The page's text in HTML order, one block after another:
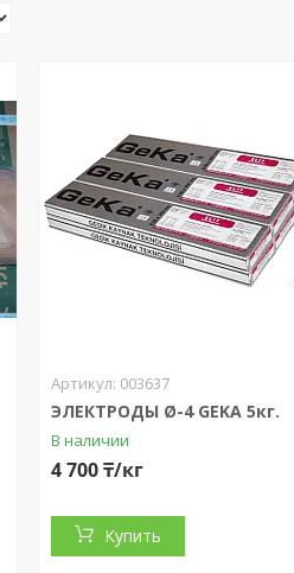
003637
ЭЛЕКТРОДЫ Ø-4 GEKA 5кг.
В наличии
4 700 ₸/кг
Купить